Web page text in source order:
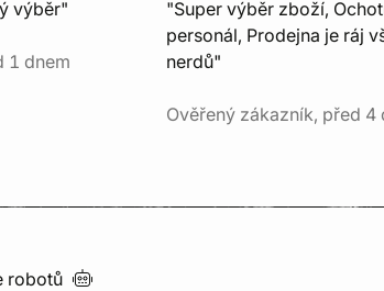
výběr"
1 dnem
"Super výběr zboží,
personál, Prodejna je ráj
nerdů"
Ověřený zákazník, před 4
robotů